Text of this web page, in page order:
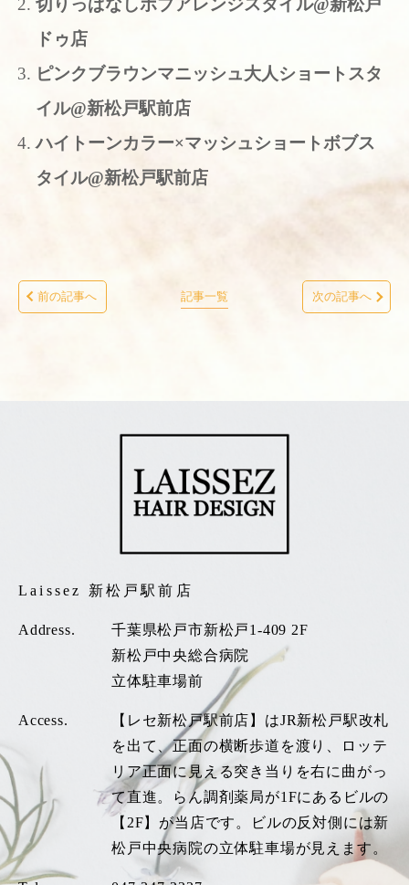
切りっぱなしボブアレンジスタイル@新松戸
ドゥ店
ピンクブラウンマニッシュ大人ショートスタ
イル@新松戸駅前店
ハイトーンカラー×マッシュショートボブス
タイル@新松戸駅前店
前の記事へ 記事一覧 次の記事へ
Laissez 新松戸駅前店
Address.
千葉県松戸市新松戸1-409 2F
新松戸中央総合病院
立体駐車場前
Access.
【レセ新松戸駅前店】はJR新松戸駅改札
を出て、正面の横断歩道を渡り、ロッテ
リア正面に見える突き当りを右に曲がっ
て直進。らん調剤薬局が1Fにあるビルの
【2F】が当店です。ビルの反対側には新
松戸中央病院の立体駐車場が見えます。